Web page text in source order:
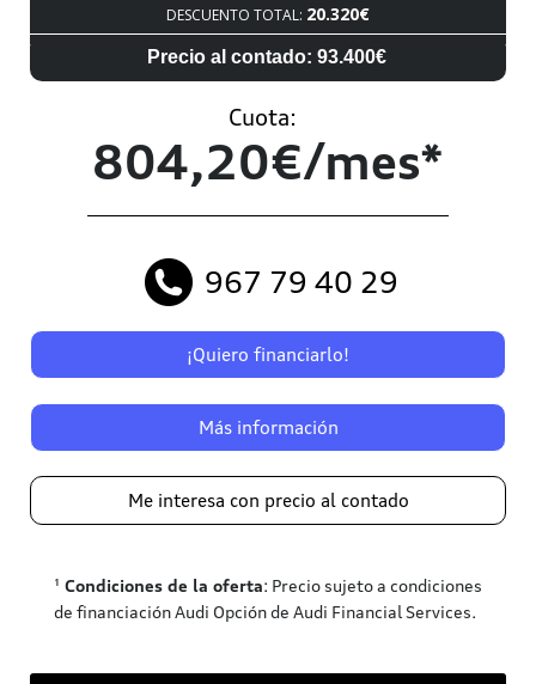
DESCUENTO TOTAL: 20.320€
Precio al contado: 93.400€
Cuota:
804,20€/mes*
967 79 40 29
¡Quiero financiarlo!
Más información
Me interesa con precio al contado
¹ Condiciones de la oferta: Precio sujeto a condiciones
de financiación Audi Opción de Audi Financial Services.